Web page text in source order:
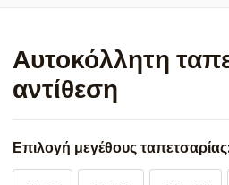
Αυτοκόλλητη
αντίθεση
Επιλογή μεγέθους